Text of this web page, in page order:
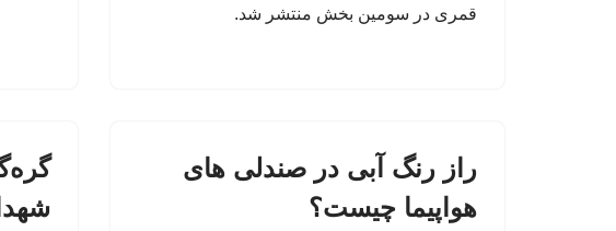
قمری در سومین بخش منتشر شد.
راز رنگ آبی در صندلی های
هواپیما چیست؟